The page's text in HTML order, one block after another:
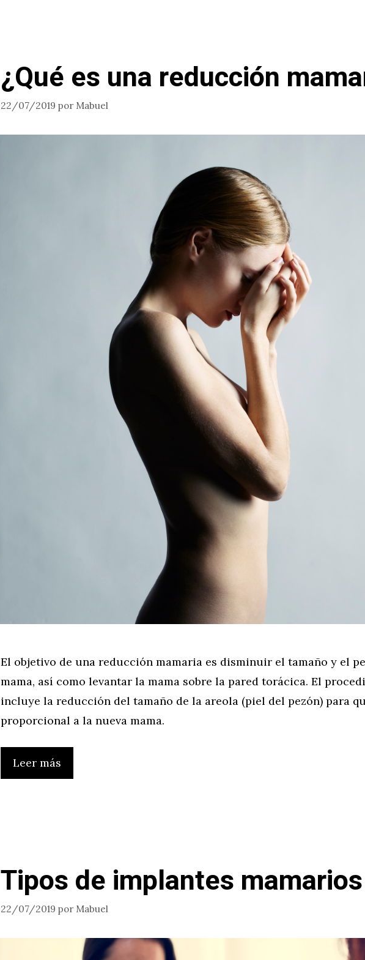
¿Qué es una reducción
22/07/2019 por Mabuel
El objetivo de una reducción mamaria es disminuir el tamaño y el
mama, así como levantar la mama sobre la pared torácica. El
incluye la reducción del tamaño de la areola (piel del pezón) para
proporcional a la nueva mama.
Leer más
Tipos de implantes mamarios
22/07/2019 por Mabuel